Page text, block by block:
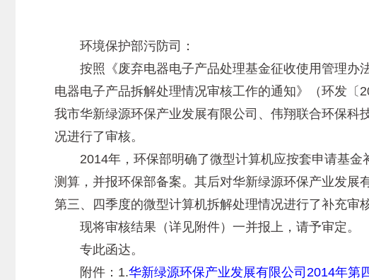
环境保护部污防司：
按照《废弃电器电子产品处理基金征收使用管理办
电器电子产品拆解处理情况审核工作的通知》（环发
我市华新绿源环保产业发展有限公司、伟翔联合环保
况进行了审核。
2014年，环保部明确了微型计算机应按套申请基金
测算，并报环保部备案。其后对华新绿源环保产业发
第三、四季度的微型计算机拆解处理情况进行了补充审核
现将审核结果（详见附件）一并报上，请予审定。
专此函达。
附件：1.华新绿源环保产业发展有限公司2014年第